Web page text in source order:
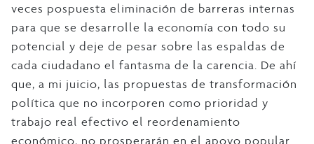
veces pospuesta eliminación de barreras internas
para que se desarrolle la economía con todo su
potencial y deje de pesar sobre las espaldas de
cada ciudadano el fantasma de la carencia. De ahí
que, a mi juicio, las propuestas de transformación
política que no incorporen como prioridad y
trabajo real efectivo el reordenamiento
económico, no prosperarán en el apoyo popular.